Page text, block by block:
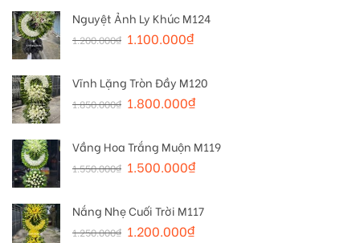
Nguyệt Ảnh Ly Khúc M124
1.200.000₫ 1.100.000₫
Vĩnh Lặng Tròn Đầy M120
1.850.000₫ 1.800.000₫
Vầng Hoa Trắng Muộn M119
1.550.000₫ 1.500.000₫
Nắng Nhẹ Cuối Trời M117
1.250.000₫ 1.200.000₫